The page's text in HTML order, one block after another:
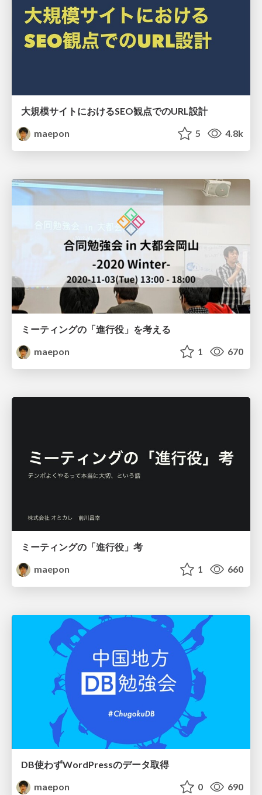
大規模サイトにおけるSEO観点でのURL設計
maepon
5 4.8k
ミーティングの「進行役」を考える
maepon
1 670
ミーティングの「進行役」考
maepon
1 660
DB使わずWordPressのデータ取得
maepon
0 690